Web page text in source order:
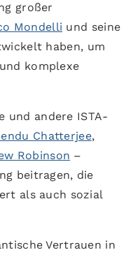
großer
Mondelli und seine
haben, um
komplexe
und andere ISTA-
Chatterjee,
Robinson –
beitragen, die
als auch sozial
Vertrauen in